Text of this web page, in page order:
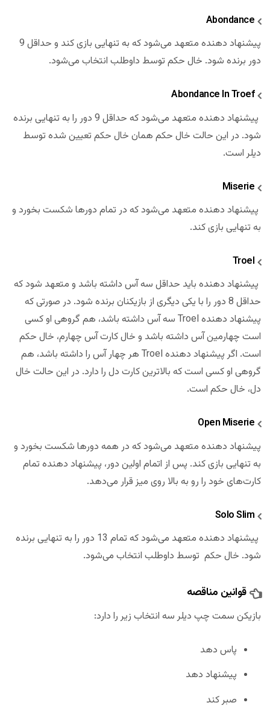
Abondance
پیشنهاد دهنده متعهد می‌شود که به تنهایی بازی کند و حداقل 9
دور برنده شود. خال حکم توسط داوطلب انتخاب می‌شود.
Abondance In Troef
پیشنهاد دهنده متعهد می‌شود که حداقل 9 دور را به تنهایی برنده
شود. در این حالت خال حکم همان خال حکم تعیین شده توسط
دیلر است.
Miserie
پیشنهاد دهنده متعهد می‌شود که در تمام دورها شکست بخورد و
به تنهایی بازی کند.
Troel
پیشنهاد دهنده باید حداقل سه آس داشته باشد و متعهد شود که
حداقل 8 دور را با یکی دیگری از بازیکنان برنده شود. در صورتی که
پیشنهاد دهنده Troel سه آس داشته باشد، هم گروهی او کسی
است چهارمین آس داشته باشد و خال کارت آس چهارم، خال حکم
است. اگر پیشنهاد دهنده Troel هر چهار آس را داشته باشد، هم
گروهی او کسی است که بالاترین کارت دل را دارد. در این حالت خال
دل، خال حکم است.
Open Miserie
پیشنهاد دهنده متعهد می‌شود که در همه دورها شکست بخورد و
به تنهایی بازی کند. پس از اتمام اولین دور، پیشنهاد دهنده تمام
کارت‌های خود را رو به بالا روی میز قرار می‌دهد.
Solo Slim
پیشنهاد دهنده متعهد می‌شود که تمام 13 دور را به تنهایی برنده
شود. خال حکم توسط داوطلب انتخاب می‌شود.
قوانین مناقصه
بازیکن سمت چپ دیلر سه انتخاب زیر را دارد:
پاس دهد
پیشنهاد دهد
صبر کند